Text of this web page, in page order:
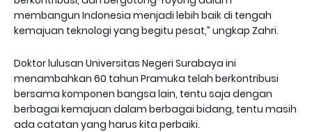
membangun Indonesia menjadi lebih baik di tengah
kemajuan teknologi yang begitu pesat,” ungkap Zahri.
Doktor lulusan Universitas Negeri Surabaya ini
menambahkan 60 tahun Pramuka telah berkontribusi
bersama komponen bangsa lain, tentu saja dengan
berbagai kemajuan dalam berbagai bidang, tentu masih
ada catatan yang harus kita perbaiki.